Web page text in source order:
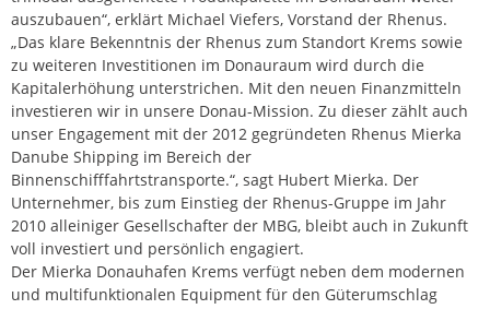
auszubauen“, erklärt Michael Viefers, Vorstand der Rhenus.
„Das klare Bekenntnis der Rhenus zum Standort Krems sowie
zu weiteren Investitionen im Donauraum wird durch die
Kapitalerhöhung unterstrichen. Mit den neuen Finanzmitteln
investieren wir in unsere Donau-Mission. Zu dieser zählt auch
unser Engagement mit der 2012 gegründeten Rhenus Mierka
Danube Shipping im Bereich der
Binnenschifffahrtstransporte.“, sagt Hubert Mierka. Der
Unternehmer, bis zum Einstieg der Rhenus-Gruppe im Jahr
2010 alleiniger Gesellschafter der MBG, bleibt auch in Zukunft
voll investiert und persönlich engagiert.
Der Mierka Donauhafen Krems verfügt neben dem modernen
und multifunktionalen Equipment für den Güterumschlag